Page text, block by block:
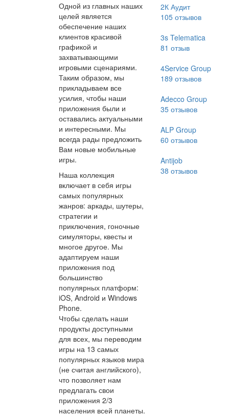
Одной из главных наших
целей является
обеспечение наших
клиентов красивой
графикой и
захватывающими
игровыми сценариями.
Таким образом, мы
прикладываем все
усилия, чтобы наши
приложения были и
оставались актуальными
и интересными. Мы
всегда рады предложить
Вам новые мобильные
игры.
Наша коллекция
включает в себя игры
самых популярных
жанров: аркады, шутеры,
стратегии и
приключения, гоночные
симуляторы, квесты и
многое другое. Мы
адаптируем наши
приложения под
большинство
популярных платформ:
iOS, Android и Windows
Phone.
Чтобы сделать наши
продукты доступными
для всех, мы переводим
игры на 13 самых
популярных языков мира
(не считая английского),
что позволяет нам
предлагать свои
приложения 2/3
населения всей планеты.
2К Аудит
105отзывов
3s Telematica
81 отзыв
4Service Group
189 отзывов
Adecco Group
35отзывов
ALP Group
60 отзывов
Antijob
38 отзывов